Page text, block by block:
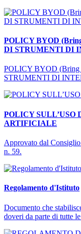
POLICY BYOD
DI STRUMENTI DI
POLICY BYOD (Bring
STRUMENTI DI
POLICY
ARTIFICIALE
Approvato dal
n. 59.
Regolamento d'Istituto
Documento che
doveri da parte di tutte